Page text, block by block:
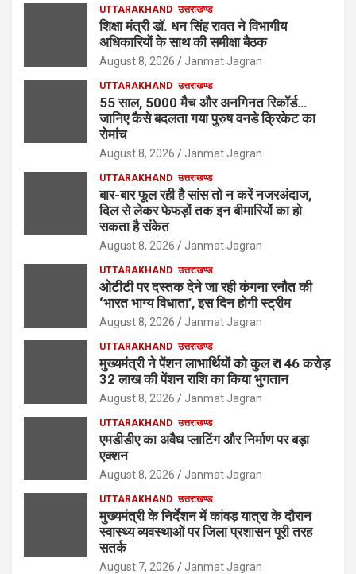
UTTARAKHAND उत्तराखण्ड
शिक्षा मंत्री डॉ. धन सिंह रावत ने विभागीय
अधिकारियों के साथ की समीक्षा बैठक
August 8, 2026 Janmat Jagran
UTTARAKHAND उत्तराखण्ड
55 साल, 5000 मैच और अनगिनत रिकॉर्ड…
जानिए कैसे बदलता गया पुरुष वनडे क्रिकेट का
रोमांच
August 8, 2026 Janmat Jagran
UTTARAKHAND उत्तराखण्ड
बार-बार फूल रही है सांस तो न करें नजरअंदाज,
दिल से लेकर फेफड़ों तक इन बीमारियों का हो
सकता है संकेत
August 8, 2026 Janmat Jagran
UTTARAKHAND उत्तराखण्ड
ओटीटी पर दस्तक देने जा रही कंगना रनौत की
‘भारत भाग्य विधाता’, इस दिन होगी स्ट्रीम
August 8, 2026 Janmat Jagran
UTTARAKHAND उत्तराखण्ड
मुख्यमंत्री ने पेंशन लाभार्थियों को कुल ₹ 146 करोड़
32 लाख की पेंशन राशि का किया भुगतान
August 8, 2026 Janmat Jagran
UTTARAKHAND उत्तराखण्ड
एमडीडीए का अवैध प्लाटिंग और निर्माण पर बड़ा
एक्शन
August 8, 2026 Janmat Jagran
UTTARAKHAND उत्तराखण्ड
मुख्यमंत्री के निर्देशन में कांवड़ यात्रा के दौरान
स्वास्थ्य व्यवस्थाओं पर जिला प्रशासन पूरी तरह
सतर्क
August 7, 2026 Janmat Jagran